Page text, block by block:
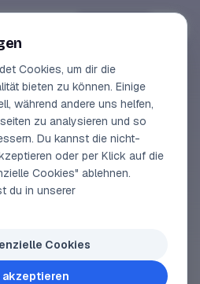
Belegeneiner
Cookies, um dir die
bieten zu können. Einige
während andere uns helfen,
zu analysieren und so
Du kannst die nicht-
oder per Klick auf die
Cookies" ablehnen.
du in unserer
Cookies
akzeptieren